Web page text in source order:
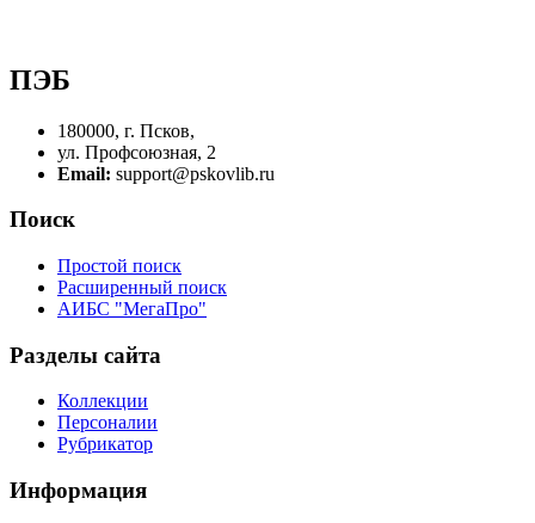
ПЭБ
180000, г. Псков,
ул. Профсоюзная, 2
Email: support@pskovlib.ru
Поиск
Простой поиск
Расширенный поиск
АИБС "МегаПро"
Разделы сайта
Коллекции
Персоналии
Рубрикатор
Информация